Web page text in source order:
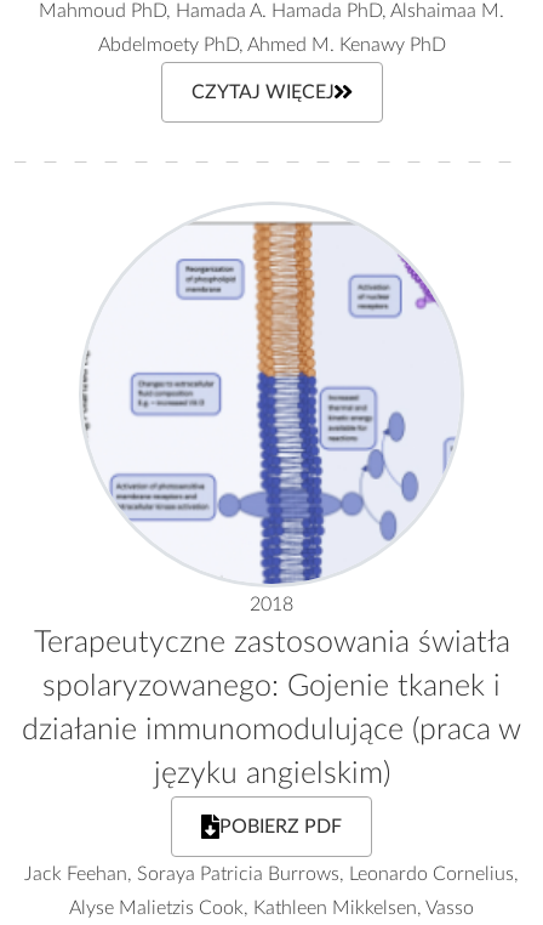
Mahmoud PhD, Hamada A. Hamada PhD, Alshaimaa M.
Abdelmoety PhD, Ahmed M. Kenawy PhD
CZYTAJ WIĘCEJ
2018
Terapeutyczne zastosowania światła
spolaryzowanego: Gojenie tkanek i
działanie immunomodulujące (praca w
języku angielskim)
POBIERZ PDF
Jack Feehan, Soraya Patricia Burrows, Leonardo Cornelius,
Alyse Malietzis Cook, Kathleen Mikkelsen, Vasso